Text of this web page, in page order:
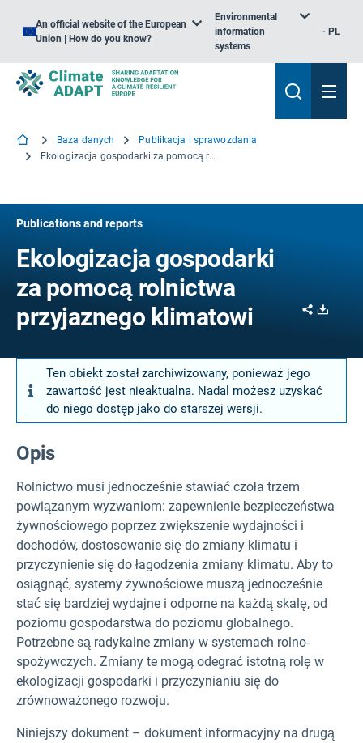
An official website of the European
Union | How do you know?
Environmental
information
systems
PL
Baza danych
Publikacja i sprawozdania
Ekologizacja gospodarki za pomocą rolnictwa przyjaznego klimatowi
Publications and reports
Ekologizacja gospodarki
za pomocą rolnictwa
przyjaznego klimatowi
Share
Ten obiekt został zarchiwizowany, ponieważ jego
zawartość jest nieaktualna. Nadal możesz uzyskać
do niego dostęp jako do starszej wersji.
Opis
Rolnictwo musi jednocześnie stawiać czoła trzem
powiązanym wyzwaniom: zapewnienie bezpieczeństwa
żywnościowego poprzez zwiększenie wydajności i
dochodów, dostosowanie się do zmiany klimatu i
przyczynienie się do łagodzenia zmiany klimatu. Aby to
osiągnąć, systemy żywnościowe muszą jednocześnie
stać się bardziej wydajne i odporne na każdą skalę, od
poziomu gospodarstwa do poziomu globalnego.
Potrzebne są radykalne zmiany w systemach rolno-
spożywczych. Zmiany te mogą odegrać istotną rolę w
ekologizacji gospodarki i przyczynianiu się do
zrównoważonego rozwoju.
Niniejszy dokument – dokument informacyjny na drugą